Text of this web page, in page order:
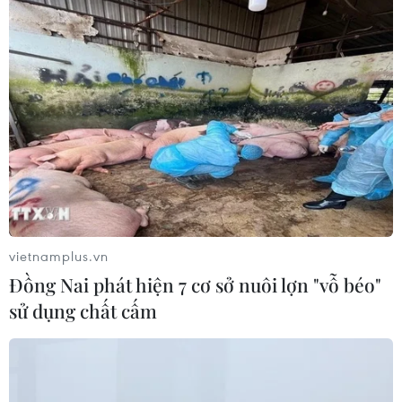
Hợp tác chia sẻ dữ liệu - động lực
tăng trưởng mới của ASEAN
03/08/2026 13:44
Indonesia-Australia tăng cường
năng lực tác chiến trên biển
03/08/2026 11:36
Chủ tịch Quốc hội kiêm Chủ tịch Hạ
viện Vương quốc Thái Lan sẽ thăm
vietnamplus.vn
Đồng Nai phát hiện 7 cơ sở nuôi lợn "vỗ béo"
sử dụng chất cấm